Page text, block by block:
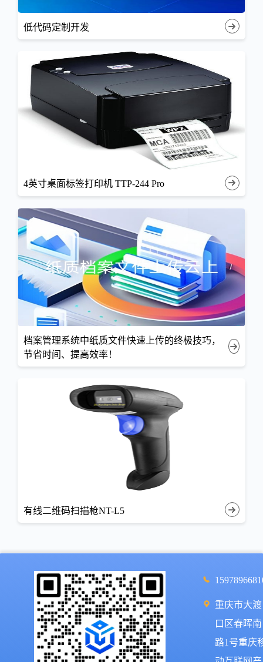
低代码定制开发
4英寸桌面标签打印机 TTP-244 Pro
档案管理系统中纸质文件快速上传的终极技巧，
节省时间、提高效率！
有线二维码扫描枪NT-L5
重庆市大渡
口区春晖南
路1号重庆